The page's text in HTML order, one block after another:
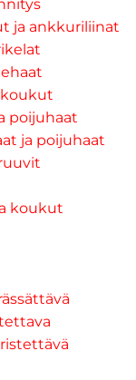
ja ankkuriliinat
koukut
poijuhaat
ja poijuhaat
koukut